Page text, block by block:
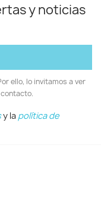
y noticias
ello, lo invitamos a ver
y la política de